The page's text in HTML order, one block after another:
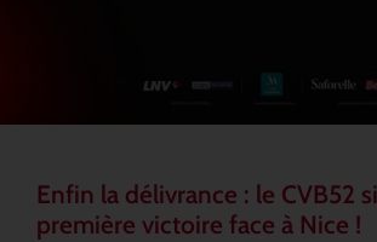
Enfin la délivrance : le CVB52
première victoire face à Nice !